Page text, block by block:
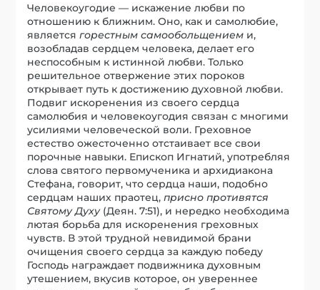
Человекоугодие — искажение любви по
отношению к ближним. Оно, как и самолюбие,
являетсягорестным самообольщением и,
возобладав сердцем человека, делает его
неспособным к истинной любви. Только
решительное отвержение этих пороков
открывает путь к достижению духовной любви.
Подвиг искоренения из своего сердца
самолюбия и человекоугодия связан с многими
усилиями человеческой воли. Греховное
естество ожесточенно отстаивает все свои
порочные навыки. Епископ Игнатий, употребляя
слова святого первомученика и архидиакона
Стефана, говорит, что сердца наши, подобно
сердцам наших праотец,присно противятся
Святому Духу(Деян. 7:51), и нередко необходима
лютая борьба для искоренения греховных
чувств. В этой трудной невидимой брани
очищения своего сердца за каждую победу
Господь награждает подвижника духовным
утешением, вкусив которое, он увереннее